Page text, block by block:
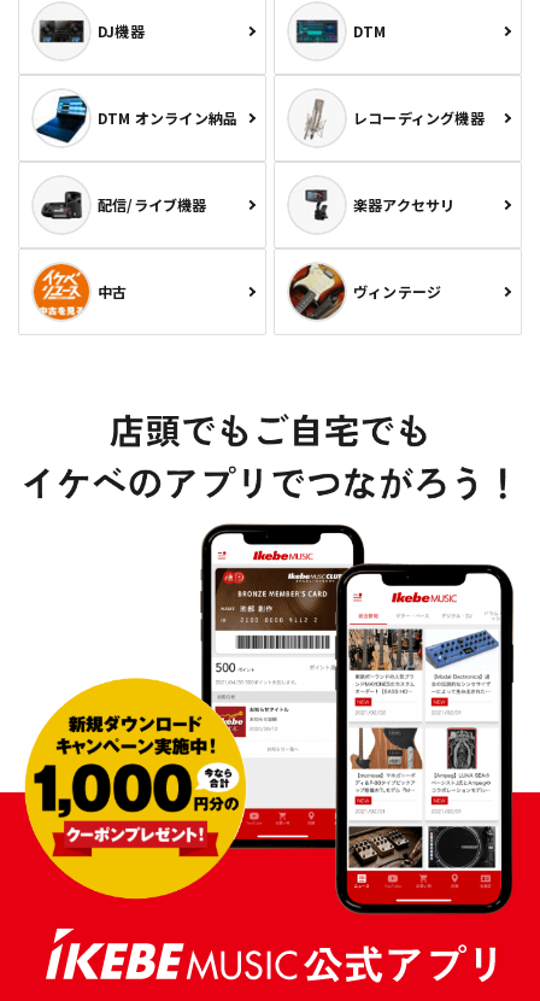
DJ機器 DTM
DTM オンライン納品 レコーディング機器
配信/ライブ機器 楽器アクセサリ
中古 ヴィンテージ